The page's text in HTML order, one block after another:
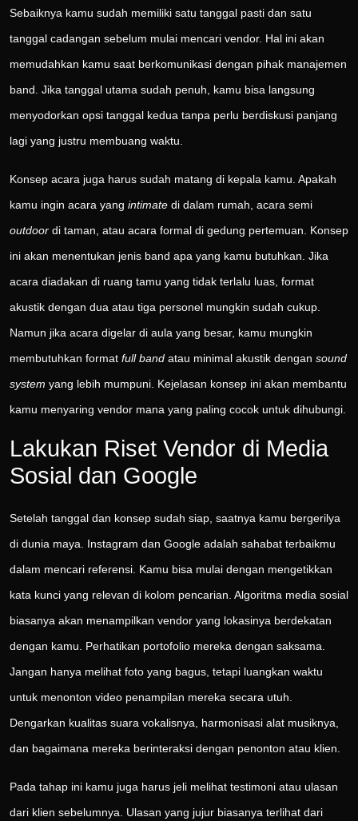
Sebaiknya kamu sudah memiliki satu tanggal pasti dan satu
tanggal cadangan sebelum mulai mencari vendor. Hal ini akan
memudahkan kamu saat berkomunikasi dengan pihak manajemen
band. Jika tanggal utama sudah penuh, kamu bisa langsung
menyodorkan opsi tanggal kedua tanpa perlu berdiskusi panjang
lagi yang justru membuang waktu.
Konsep acara juga harus sudah matang di kepala kamu. Apakah
kamu ingin acara yang intimate di dalam rumah, acara semi
outdoor di taman, atau acara formal di gedung pertemuan. Konsep
ini akan menentukan jenis band apa yang kamu butuhkan. Jika
acara diadakan di ruang tamu yang tidak terlalu luas, format
akustik dengan dua atau tiga personel mungkin sudah cukup.
Namun jika acara digelar di aula yang besar, kamu mungkin
membutuhkan format full band atau minimal akustik dengan sound
system yang lebih mumpuni. Kejelasan konsep ini akan membantu
kamu menyaring vendor mana yang paling cocok untuk dihubungi.
Lakukan Riset Vendor di Media
Sosial dan Google
Setelah tanggal dan konsep sudah siap, saatnya kamu bergerilya
di dunia maya. Instagram dan Google adalah sahabat terbaikmu
dalam mencari referensi. Kamu bisa mulai dengan mengetikkan
kata kunci yang relevan di kolom pencarian. Algoritma media sosial
biasanya akan menampilkan vendor yang lokasinya berdekatan
dengan kamu. Perhatikan portofolio mereka dengan saksama.
Jangan hanya melihat foto yang bagus, tetapi luangkan waktu
untuk menonton video penampilan mereka secara utuh.
Dengarkan kualitas suara vokalisnya, harmonisasi alat musiknya,
dan bagaimana mereka berinteraksi dengan penonton atau klien.
Pada tahap ini kamu juga harus jeli melihat testimoni atau ulasan
dari klien sebelumnya. Ulasan yang jujur biasanya terlihat dari